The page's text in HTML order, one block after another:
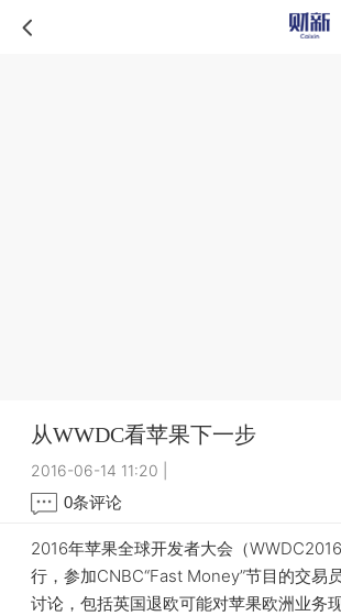
从WWDC看苹果下一步
2016-06-14 11:20
0条评论
2016年苹果全球开发者大会（
行，参加CNBC“Fast Money”节目的交易
讨论，包括英国退欧可能对苹果欧洲业务